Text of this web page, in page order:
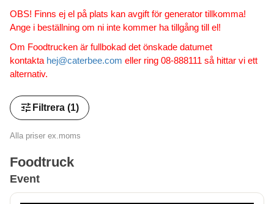
OBS! Finns ej el på plats kan avgift för generator tillkomma!
Ange i beställning om ni inte kommer ha tillgång till el!
Om Foodtrucken är fullbokad det önskade datumet
kontakta hej@caterbee.com eller ring 08-888111 så hittar vi ett
alternativ.
tune Filtrera (1)
Alla priser ex.moms
Foodtruck
Event